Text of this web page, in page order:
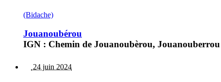
(Bidache)
Jouanoubérou
IGN : Chemin de Jouanoubèrou,
24 juin 2024